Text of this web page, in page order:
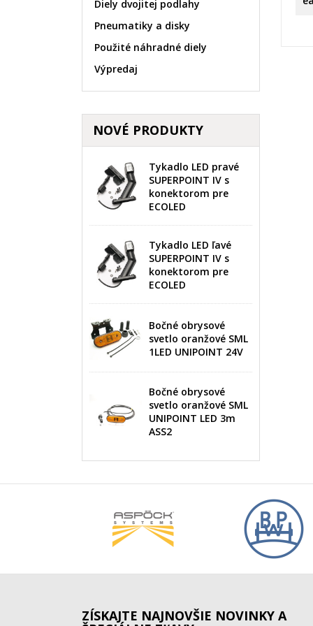
Diely dvojitej podlahy
Pneumatiky a disky
Použité náhradné diely
Výpredaj
NOVÉ PRODUKTY
Tykadlo LED pravé
SUPERPOINT IV s
konektorom pre
ECOLED
Tykadlo LED ľavé
SUPERPOINT IV s
konektorom pre
ECOLED
Bočné obrysové
svetlo oranžové SML
1LED UNIPOINT 24V
Bočné obrysové
svetlo oranžové SML
UNIPOINT LED 3m
ASS2
ZÍSKAJTE NAJNOVŠIE NOVINKY A